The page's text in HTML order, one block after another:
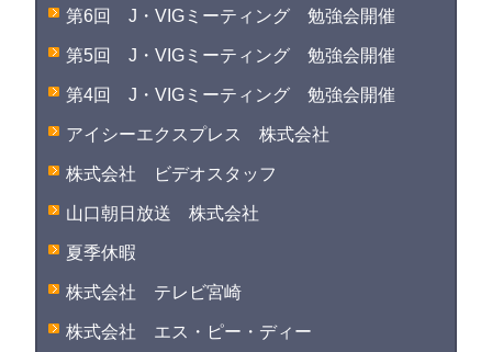
第6回 J・VIGミーティング 勉強会開催
第5回 J・VIGミーティング 勉強会開催
第4回 J・VIGミーティング 勉強会開催
アイシーエクスプレス 株式会社
株式会社 ビデオスタッフ
山口朝日放送 株式会社
夏季休暇
株式会社 テレビ宮崎
株式会社 エス・ピー・ディー